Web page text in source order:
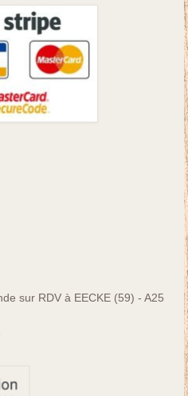
sur RDV à EECKE (59) - A25